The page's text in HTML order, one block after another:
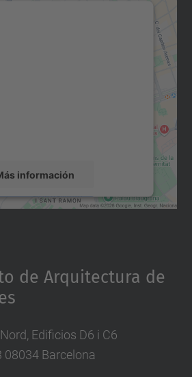
información
Aceptar
by
de Arquitectura de
Edificios D6 i C6
08034 Barcelona